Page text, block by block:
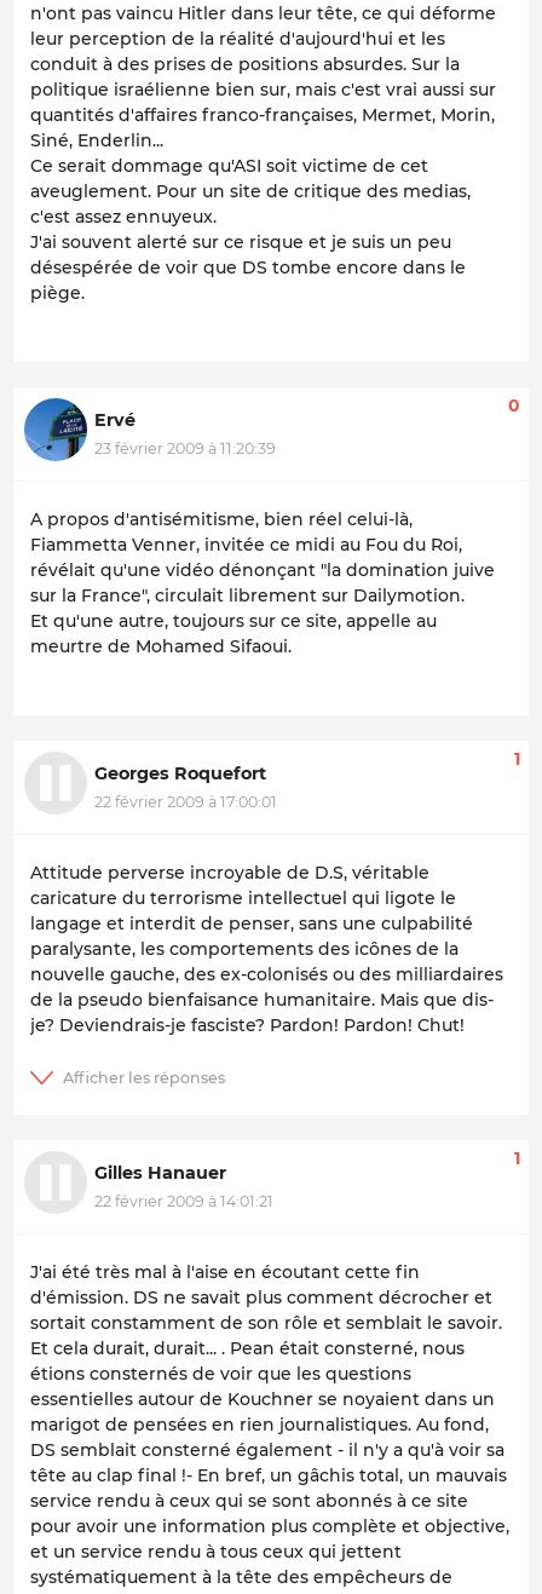
n'ont pas vaincu Hitler dans leur tête, ce qui déforme
leur perception de la réalité d'aujourd'hui et les
conduit à des prises de positions absurdes. Sur la
politique israélienne bien sur, mais c'est vrai aussi sur
quantités d'affaires franco-françaises, Mermet, Morin,
Siné, Enderlin...
Ce serait dommage qu'ASI soit victime de cet
aveuglement. Pour un site de critique des medias,
c'est assez ennuyeux.
J'ai souvent alerté sur ce risque et je suis un peu
désespérée de voir que DS tombe encore dans le
piège.
Ervé
23 février 2009 à 11:20:39
0
A propos d'antisémitisme, bien réel celui-là,
Fiammetta Venner, invitée ce midi au Fou du Roi,
révélait qu'une vidéo dénonçant "la domination juive
sur la France", circulait librement sur Dailymotion.
Et qu'une autre, toujours sur ce site, appelle au
meurtre de Mohamed Sifaoui.
Georges Roquefort
22 février 2009 à 17:00:01
1
Attitude perverse incroyable de D.S, véritable
caricature du terrorisme intellectuel qui ligote le
langage et interdit de penser, sans une culpabilité
paralysante, les comportements des icônes de la
nouvelle gauche, des ex-colonisés ou des milliardaires
de la pseudo bienfaisance humanitaire. Mais que dis-
je? Deviendrais-je fasciste? Pardon! Pardon! Chut!
Gilles Hanauer
22 février 2009 à 14:01:21
1
J'ai été très mal à l'aise en écoutant cette fin
d'émission. DS ne savait plus comment décrocher et
sortait constamment de son rôle et semblait le savoir.
Et cela durait, durait... . Pean était consterné, nous
étions consternés de voir que les questions
essentielles autour de Kouchner se noyaient dans un
marigot de pensées en rien journalistiques. Au fond,
DS semblait consterné également - il n'y a qu'à voir sa
tête au clap final !- En bref, un gâchis total, un mauvais
service rendu à ceux qui se sont abonnés à ce site
pour avoir une information plus complète et objective,
et un service rendu à tous ceux qui jettent
systématiquement à la tête des empêcheurs de